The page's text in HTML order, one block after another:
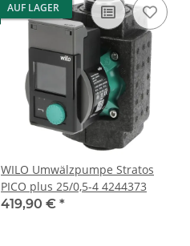
AUF LAGER
WILO Umwälzpumpe Stratos
PICO plus 25/0,5-4 4244373
419,90 € *